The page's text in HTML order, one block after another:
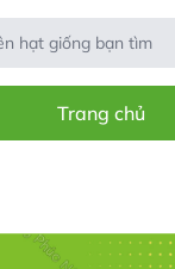
Trang chủ